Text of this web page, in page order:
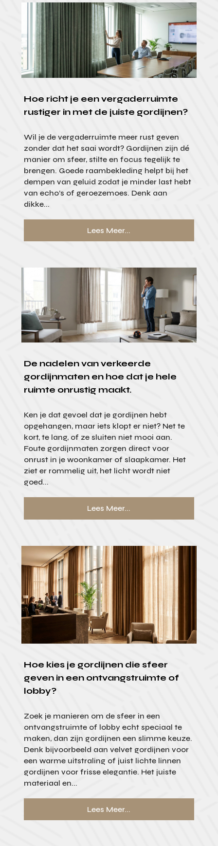
Hoe richt je een vergaderruimte
rustiger in met de juiste gordijnen?
Wil je de vergaderruimte meer rust geven
zonder dat het saai wordt? Gordijnen zijn dé
manier om sfeer, stilte en focus tegelijk te
brengen. Goede raambekleding helpt bij het
dempen van geluid zodat je minder last hebt
van echo’s of geroezemoes. Denk aan
dikke...
Lees Meer...
De nadelen van verkeerde
gordijnmaten en hoe dat je hele
ruimte onrustig maakt.
Ken je dat gevoel dat je gordijnen hebt
opgehangen, maar iets klopt er niet? Net te
kort, te lang, of ze sluiten niet mooi aan.
Foute gordijnmaten zorgen direct voor
onrust in je woonkamer of slaapkamer. Het
ziet er rommelig uit, het licht wordt niet
goed...
Lees Meer...
Hoe kies je gordijnen die sfeer
geven in een ontvangstruimte of
lobby?
Zoek je manieren om de sfeer in een
ontvangstruimte of lobby echt speciaal te
maken, dan zijn gordijnen een slimme keuze.
Denk bijvoorbeeld aan velvet gordijnen voor
een warme uitstraling of juist lichte linnen
gordijnen voor frisse elegantie. Het juiste
materiaal en...
Lees Meer...